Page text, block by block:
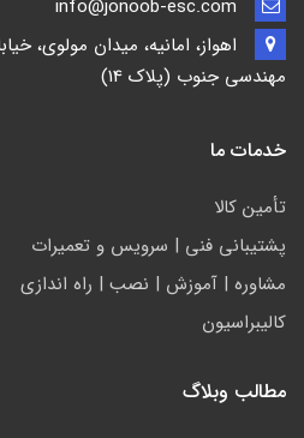
اهواز، امانیه، میدان مولوی،
مهندسی جنوب (پلاک 14)
خدمات ما
تأمين كالا
پشتيباني فني | سرويس و تعمیرات
مشاوره | آموزش | نصب | راه اندازی
کالیبراسیون
مطالب وبلاگ